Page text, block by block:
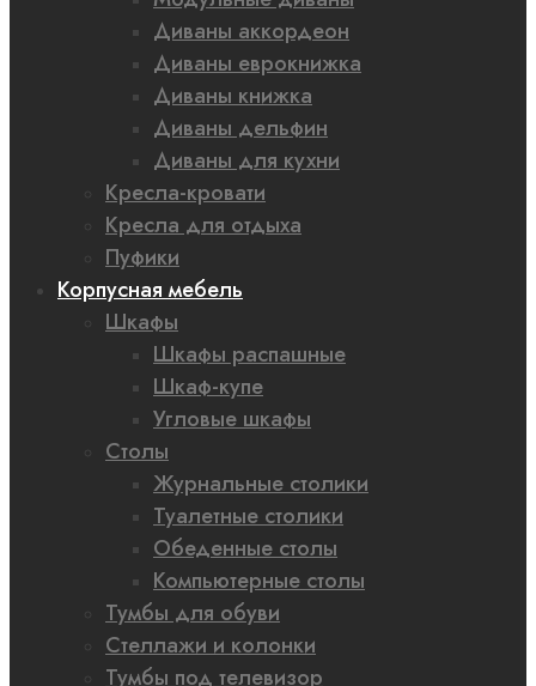
Диваны аккордеон
Диваны еврокнижка
Диваны книжка
Диваны дельфин
Диваны для кухни
Кресла-кровати
Кресла для отдыха
Пуфики
Корпусная мебель
Шкафы
Шкафы распашные
Шкаф-купе
Угловые шкафы
Столы
Журнальные столики
Туалетные столики
Обеденные столы
Компьютерные столы
Тумбы для обуви
Стеллажи и колонки
Тумбы под телевизор